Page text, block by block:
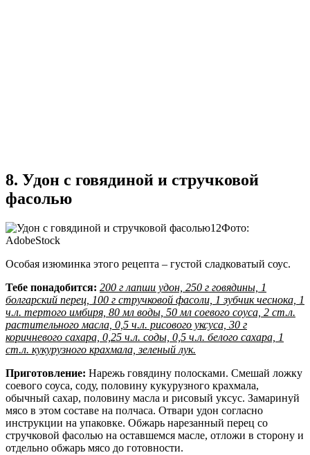
8. Удон с говядиной и стручковой
фасолью
Фото:
AdobeStock
Особая изюминка этого рецепта – густой сладковатый соус.
Тебе понадобится: 200 г лапши удон, 250 г говядины, 1
болгарский перец, 100 г стручковой фасоли, 1 зубчик чеснока, 1
ч.л. тертого имбиря, 80 мл воды, 50 мл соевого соуса, 2 ст.л.
растительного масла, 0,5 ч.л. рисового уксуса, 30 г
коричневого сахара, 0,25 ч.л. соды, 0,5 ч.л. белого сахара, 1
ст.л. кукурузного крахмала, зеленый лук.
Приготовление: Нарежь говядину полосками. Смешай ложку
соевого соуса, соду, половину кукурузного крахмала,
обычный сахар, половину масла и рисовый уксус. Замаринуй
мясо в этом составе на полчаса. Отвари удон согласно
инструкции на упаковке. Обжарь нарезанный перец со
стручковой фасолью на оставшемся масле, отложи в сторону и
отдельно обжарь мясо до готовности.